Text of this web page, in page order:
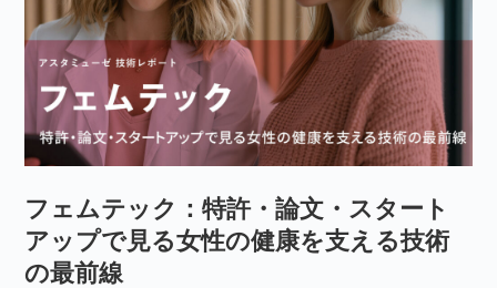
フェムテック：特許・論文・スタート
アップで見る女性の健康を支える技術
の最前線